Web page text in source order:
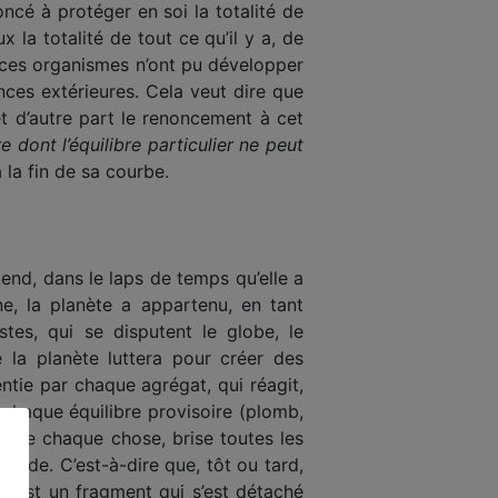
à protéger en soi la totalité de
la totalité de tout ce qu’il y a, de
organismes n’ont pu développer
extérieures. Cela veut dire que
d’autre part le renoncement à cet
dont l’équilibre particulier ne peut
la fin de sa courbe.
dans le laps de temps qu’elle a
la planète a appar­tenu, en tant
qui se disputent le globe, le
la planète luttera pour créer des
par chaque agrégat, qui réagit,
équilibre provisoire (plomb,
de chaque chose, brise toutes les
C’est-à-dire que, tôt ou tard,
est un fragment qui s’est détaché